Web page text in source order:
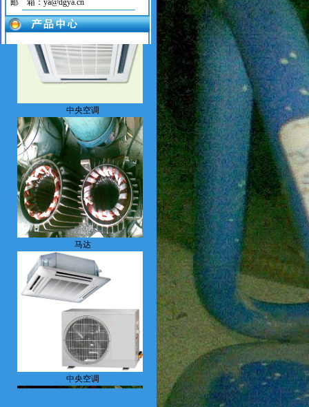
邮 箱：ya@dgya.cn
中央空调
马达
中央空调